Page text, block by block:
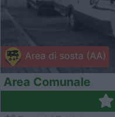
Area di sosta (AA)
Area Comunale